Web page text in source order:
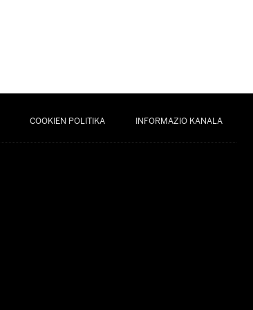
COOKIEN POLITIKA INFORMAZIO KANALA